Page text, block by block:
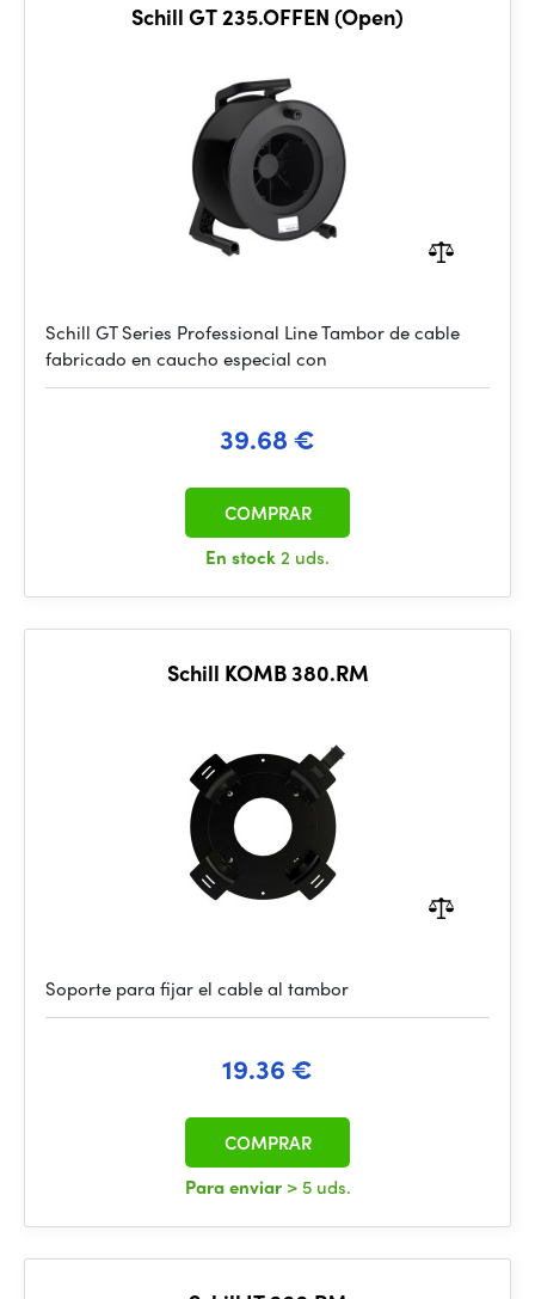
Schill GT 235.OFFEN (Open)
Schill GT Series Professional Line Tambor de cable
fabricado en caucho especial con
39.68 €
En stock2 uds.
COMPRAR
Schill KOMB 380.RM
Soporte para fijar el cable al tambor
19.36 €
Para enviar > 5 uds.
COMPRAR